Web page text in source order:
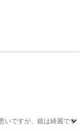
いですが、鏡は綺麗です